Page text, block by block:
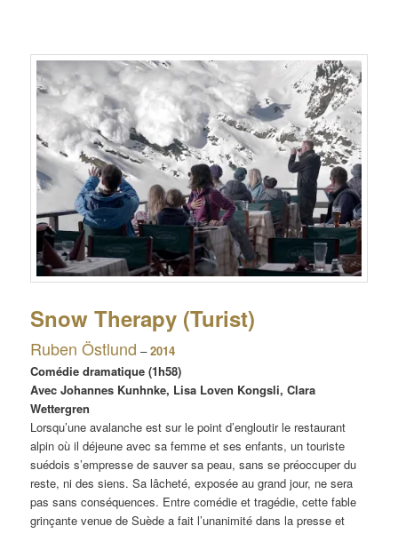
Snow Therapy (Turist)
Ruben Östlund –2014
Comédie dramatique (1h58)
Avec Johannes Kunhnke, Lisa Loven Kongsli, Clara
Wettergren
Lorsqu’une avalanche est sur le point d’engloutir le restaurant
alpin où il déjeune avec sa femme et ses enfants, un touriste
suédois s’empresse de sauver sa peau, sans se préoccuper du
reste, ni des siens. Sa lâcheté, exposée au grand jour, ne sera
pas sans conséquences. Entre comédie et tragédie, cette fable
grinçante venue de Suède a fait l’unanimité dans la presse et